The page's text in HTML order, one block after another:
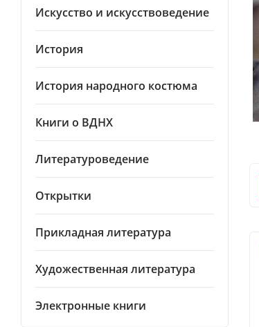
Искусство и искусствоведение
История
История народного костюма
Книги о ВДНХ
Литературоведение
Открытки
Прикладная литература
Художественная литература
Электронные книги